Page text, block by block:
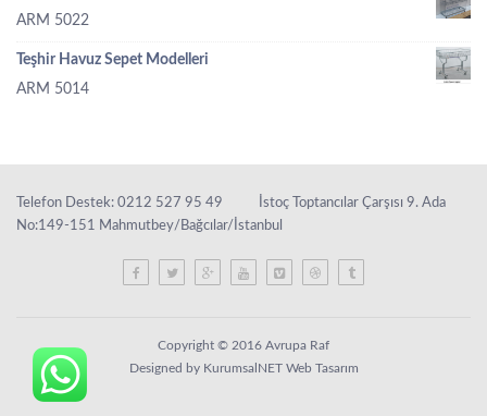
ARM 5022
Teşhir Havuz Sepet Modelleri
ARM 5014
Telefon Destek: 0212 527 95 49
İstoç Toptancılar Çarşısı 9. Ada
No:149-151 Mahmutbey/Bağcılar/İstanbul
Copyright © 2016 Avrupa Raf
Designed by KurumsalNET Web Tasarım